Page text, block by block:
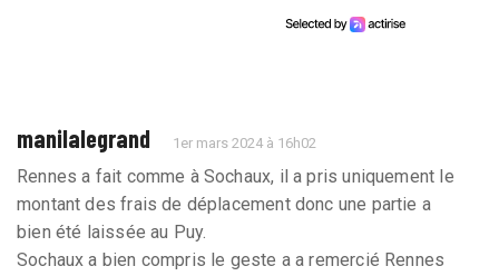
manilalegrand 1er mars 2024 à 16h02
Rennes a fait comme à Sochaux, il a pris uniquement le
montant des frais de déplacement donc une partie a
bien été laissée au Puy.
Sochaux a bien compris le geste a a remercié Rennes